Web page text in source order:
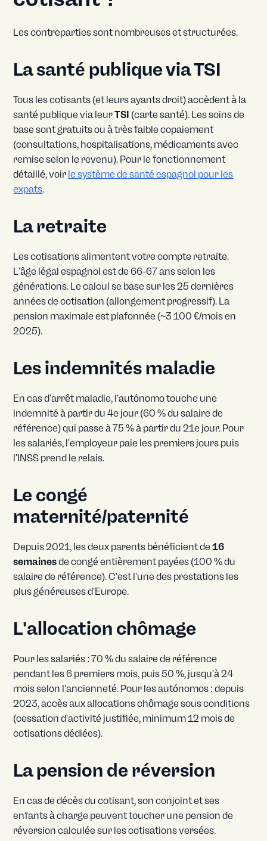
Les contreparties sont nombreuses et structurées.
La santé publique via TSI
Tous les cotisants (et leurs ayants droit) accèdent à la
santé publique via leurTSI (carte santé). Les soins de
base sont gratuits ou à très faible copaiement
(consultations, hospitalisations, médicaments avec
remise selon le revenu). Pour le fonctionnement
détaillé, voir le système de santé espagnol pour les
expats.
La retraite
Les cotisations alimentent votre compte retraite.
L'âge légal espagnol est de 66-67 ans selon les
générations. Le calcul se base sur les 25 dernières
années de cotisation (allongement progressif). La
pension maximale est plafonnée (~3 100 €/mois en
2025).
Les indemnités maladie
En cas d'arrêt maladie, l'autónomo touche une
indemnité à partir du 4e jour (60 % du salaire de
référence) qui passe à 75 % à partir du 21e jour. Pour
les salariés, l'employeur paie les premiers jours puis
l'INSS prend le relais.
Le congé
maternité/paternité
Depuis 2021, les deux parents bénéficient de16
semainesde congé entièrement payées (100 % du
salaire de référence). C'est l'une des prestations les
plus généreuses d'Europe.
L'allocation chômage
Pour les salariés : 70 % du salaire de référence
pendant les 6 premiers mois, puis 50 %, jusqu'à 24
mois selon l'ancienneté. Pour les autónomos : depuis
2023, accès aux allocations chômage sous conditions
(cessation d'activité justifiée, minimum 12 mois de
cotisations dédiées).
La pension de réversion
En cas de décès du cotisant, son conjoint et ses
enfants à charge peuvent toucher une pension de
réversion calculée sur les cotisations versées.